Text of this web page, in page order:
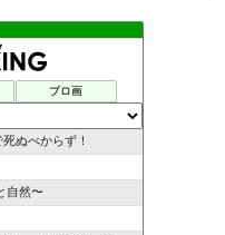
ブロ画
ぬべからず！
自然〜